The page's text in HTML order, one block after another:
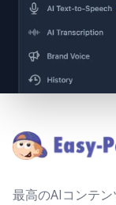
最高のAIコンテ